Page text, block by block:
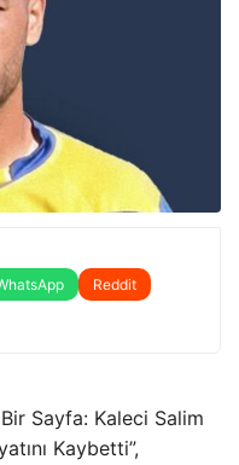
Reddit
Sayfa: Kaleci Salim
Kaybetti”,